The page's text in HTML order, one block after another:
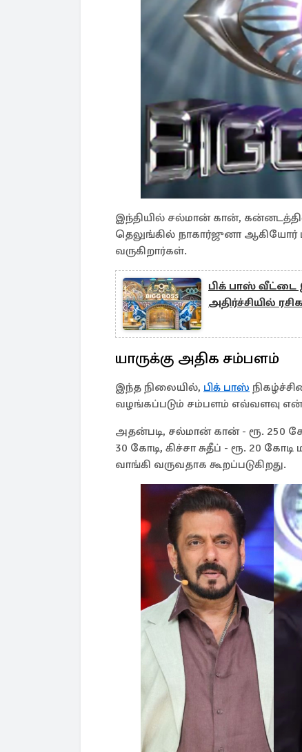
இந்தியில் சல்மான் கான்,
தெலுங்கில் நாகார்ஜுனா ஆகியோர்
வருகிறார்கள்.
பிக் பாஸ் வீட்டை
அதிர்ச்சியில்
யாருக்கு அதிக சம்பளம்
இந்த நிலையில், பிக் பாஸ்
வழங்கப்படும் சம்பளம் எவ்வளவு
அதன்படி, சல்மான் கான் - ரூ. 250
30 கோடி, கிச்சா சுதீப் - ரூ. 20
வாங்கி வருவதாக கூறப்படுகிறது.